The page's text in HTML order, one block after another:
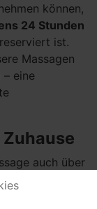
können,
24 Stunden
ist.
Massagen
– eine
auch über
unserer Praxis